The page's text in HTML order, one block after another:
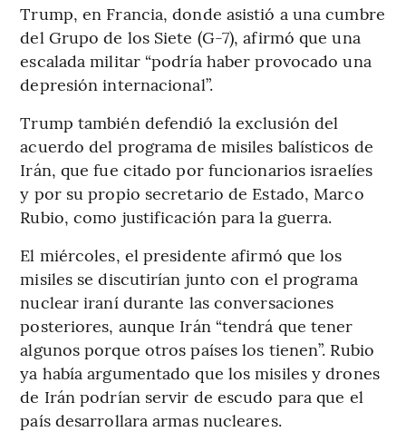
Trump, en Francia, donde asistió a una cumbre
del Grupo de los Siete (G-7), afirmó que una
escalada militar “podría haber provocado una
depresión internacional”.
Trump también defendió la exclusión del
acuerdo del programa de misiles balísticos de
Irán, que fue citado por funcionarios israelíes
y por su propio secretario de Estado, Marco
Rubio, como justificación para la guerra.
El miércoles, el presidente afirmó que los
misiles se discutirían junto con el programa
nuclear iraní durante las conversaciones
posteriores, aunque Irán “tendrá que tener
algunos porque otros países los tienen”. Rubio
ya había argumentado que los misiles y drones
de Irán podrían servir de escudo para que el
país desarrollara armas nucleares.